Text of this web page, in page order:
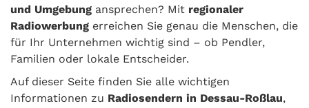
und Umgebung ansprechen? Mit regionaler
Radiowerbung erreichen Sie genau die Menschen, die
für Ihr Unternehmen wichtig sind – ob Pendler,
Familien oder lokale Entscheider.
Auf dieser Seite finden Sie alle wichtigen
Informationen zu Radiosendern in Dessau-Roßlau,